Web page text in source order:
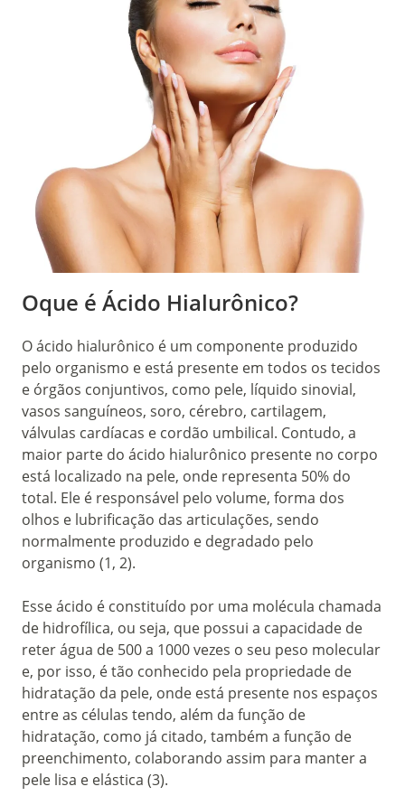
Oque é Ácido Hialurônico?
O ácido hialurônico é um componente produzido
pelo organismo e está presente em todos os tecidos
e órgãos conjuntivos, como pele, líquido sinovial,
vasos sanguíneos, soro, cérebro, cartilagem,
válvulas cardíacas e cordão umbilical. Contudo, a
maior parte do ácido hialurônico presente no corpo
está localizado na pele, onde representa 50% do
total. Ele é responsável pelo volume, forma dos
olhos e lubrificação das articulações, sendo
normalmente produzido e degradado pelo
organismo (1, 2).
Esse ácido é constituído por uma molécula chamada
de hidrofílica, ou seja, que possui a capacidade de
reter água de 500 a 1000 vezes o seu peso molecular
e, por isso, é tão conhecido pela propriedade de
hidratação da pele, onde está presente nos espaços
entre as células tendo, além da função de
hidratação, como já citado, também a função de
preenchimento, colaborando assim para manter a
pele lisa e elástica (3).